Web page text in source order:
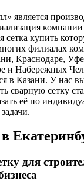
является
сетка купить
филиалах
Краснодаре,
и Набережных
в Казани. У нас
сварную сетку
её по
для